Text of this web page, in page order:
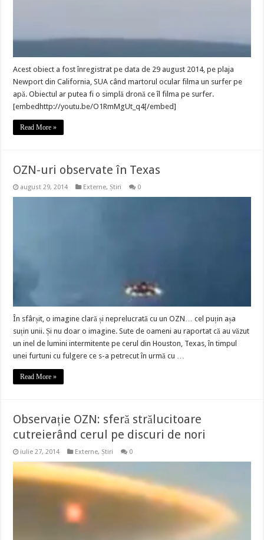
Acest obiect a fost înregistrat pe data de 29 august 2014, pe plaja
Newport din California, SUA când martorul ocular filma un surfer pe
apă. Obiectul ar putea fi o simplă dronă ce îl filma pe surfer.
[embedhttp://youtu.be/O1RmMgUt_q4[/embed]
Read More »
OZN-uri observate în Texas
august 29, 2014 Externe,Știri 0
În sfârșit, o imagine clară și neprelucrată cu un OZN… cel puțin așa
suțin unii. Și nu doar o imagine. Sute de oameni au raportat că au văzut
un inel de lumini intermitente pe cerul din Houston, Texas, în timpul
unei furtuni cu fulgere ce s-a petrecut în urmă cu …
Read More »
Observație OZN: sferă strălucitoare
cutreierând cerul pe discuri de nori
iulie 27, 2014 Externe,Știri 0